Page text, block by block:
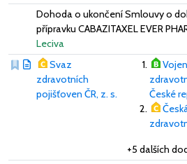
Dohoda o ukončení Smlouvy o
přípravku CABAZITAXEL EVER
Leciva
Svaz
zdravotních
pojišťoven ČR, z. s.
České
+5 dalších